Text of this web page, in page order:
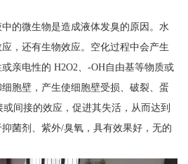
的微生物是造成液体发臭的原因。水
，还有生物效应。空化过程中会产生
亲电性的 H2O2、-OH自由基等物质或
胞壁，产生使细胞壁受损、破裂、蛋
间接的效应，促进其失活，从而达到
菌剂、紫外/臭氧，具有效果好，无的